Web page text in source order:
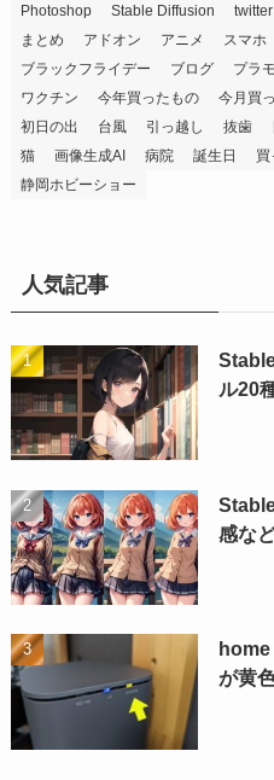
Photoshop
Stable Diffusion twitter
まとめ
アドオン アニメ スマホ
ブラックフライデー
ブログ プラ
ワクチン
今年買ったもの 今月買
初日の出
台風 引っ越し 抜歯
猫
画像生成AI 病院 誕生日 買
静岡ホビーショー
人気記事
ル20
感な
が黄